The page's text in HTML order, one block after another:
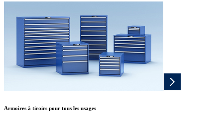
Armoires à tiroirs pour tous les usages